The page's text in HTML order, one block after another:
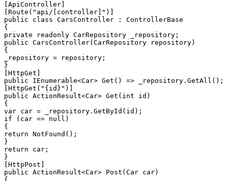
[ApiController]
[Route("api/[controller]")]
public class CarsController : ControllerBase
{
private readonly CarRepository _repository;
public CarsController(CarRepository repository)
{
_repository = repository;
}
[HttpGet]
public IEnumerable<Car> Get() => _repository.GetAll();
[HttpGet("{id}")]
public ActionResult<Car> Get(int id)
{
var car = _repository.GetById(id);
if (car == null)
{
return NotFound();
}
return car;
}
[HttpPost]
public ActionResult<Car> Post(Car car)